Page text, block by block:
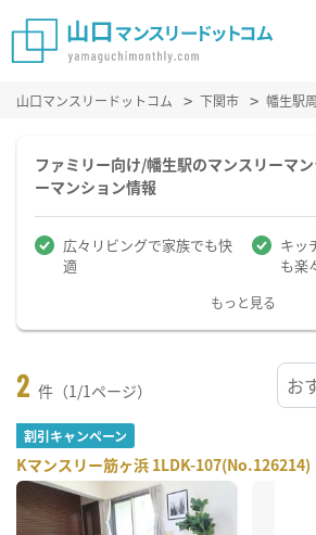
山口マンスリードットコム 下関市 幡生駅
ファミリー向け/幡生駅のマンスリーマ
ーマンション情報
広々リビングで家族でも快
適
キッ
も楽
もっと見る
2 件（1/1ページ）
割引キャンペーン
Kマンスリー筋ヶ浜 1LDK-107(No.126214)